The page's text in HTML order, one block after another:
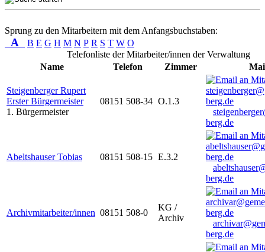
Sprung zu den Mitarbeitern mit dem Anfangsbuchstaben:
A B E G H M N P R S T W O
Telefonliste der Mitarbeiter/innen der Verwaltung
Name
Telefon Zimmer
Steigenberger Rupert
Erster Bürgermeister
1. Bürgermeister
08151 508-34 O.1.3
berg.de
Abeltshauser Tobias 08151 508-15 E.3.2
berg.de
Archivmitarbeiter/innen 08151 508-0
KG /
Archiv
berg.de